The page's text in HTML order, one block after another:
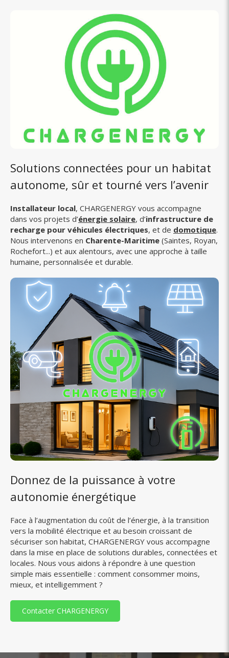
Solutions connectées pour un habitat
autonome, sûr et tourné vers l’avenir
Installateur local, CHARGENERGY vous accompagne
dans vos projets d’énergie solaire, d’infrastructure de
recharge pour véhicules électriques, et de domotique.
Nous intervenons en Charente-Maritime (Saintes, Royan,
Rochefort...) et aux alentours, avec une approche à taille
humaine, personnalisée et durable.
Donnez de la puissance à votre
autonomie énergétique
Face à l’augmentation du coût de l’énergie, à la transition
vers la mobilité électrique et au besoin croissant de
sécuriser son habitat, CHARGENERGY vous accompagne
dans la mise en place de solutions durables, connectées et
locales. Nous vous aidons à répondre à une question
simple mais essentielle : comment consommer moins,
mieux, et intelligemment ?
Contacter CHARGENERGY